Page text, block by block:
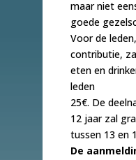
maar niet
goede
Voor de
contributie,
eten en
leden
25€. De
12 jaar zal
tussen 13 en
De